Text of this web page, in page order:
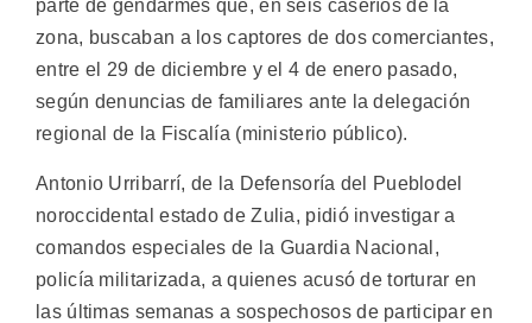
parte de gendarmes que, en seis caseríos de la
zona, buscaban a los captores de dos comerciantes,
entre el 29 de diciembre y el 4 de enero pasado,
según denuncias de familiares ante la delegación
regional de la Fiscalía (ministerio público).
Antonio Urribarrí, de la Defensoría del Pueblodel
noroccidental estado de Zulia, pidió investigar a
comandos especiales de la Guardia Nacional,
policía militarizada, a quienes acusó de torturar en
las últimas semanas a sospechosos de participar en